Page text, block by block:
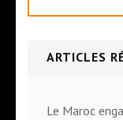
ARTICLES
Le Maroc